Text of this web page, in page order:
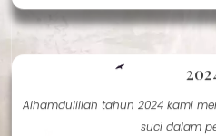
Alhamdulillah tahun 2024 kami
suci dalam